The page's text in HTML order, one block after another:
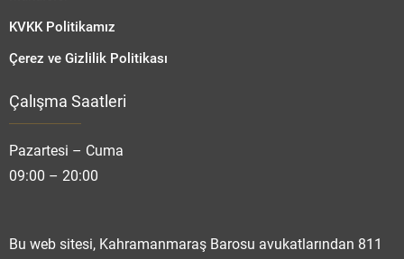
KVKK Politikamız
Çerez ve Gizlilik Politikası
Çalışma Saatleri
Pazartesi – Cuma
09:00 – 20:00
Bu web sitesi, Kahramanmaraş Barosu avukatlarından 811
Cevap Yaz